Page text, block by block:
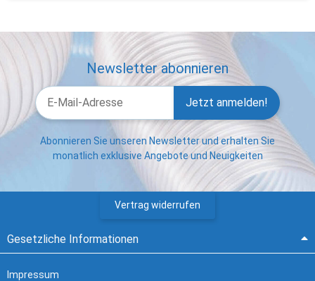
Newsletter abonnieren
Jetzt anmelden!
Abonnieren Sie unseren Newsletter und erhalten Sie
monatlich exklusive Angebote und Neuigkeiten
Vertrag widerrufen
Gesetzliche Informationen
Impressum